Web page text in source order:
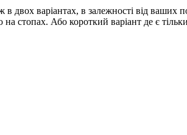
варіантах, в залежності від ваших
стопах. Або короткий варіант де є